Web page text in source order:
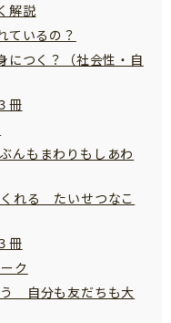
解説
ているの？
につく？（社会性・自
冊
んもまわりもしあわ
れる たいせつなこ
冊
ク
自分も友だちも大